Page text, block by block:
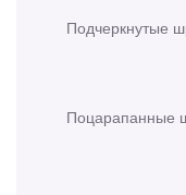
Подчеркнутые
Поцарапанные